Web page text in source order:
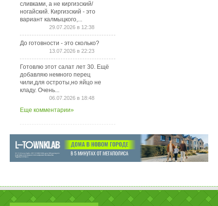
сливками, а не киргизский/
ногайский. Киргизский - это
вариант калмыцкого,...
29.07.2026 в 12:38
До готовности - это сколько?
13.07.2026 в 22:23
Готовлю этот салат лет 30. Ещё
добавляю немного перец
чили,для остроты,но яйцо не
кладу. Очень...
06.07.2026 в 18:48
Еще комментарии»